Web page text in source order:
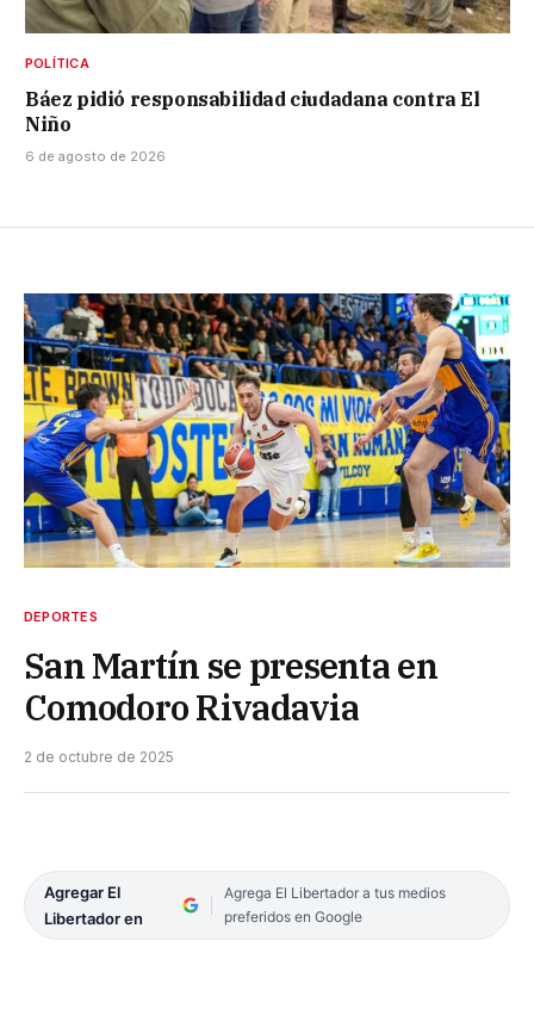
POLÍTICA
Báez pidió responsabilidad ciudadana contra El
Niño
6 de agosto de 2026
DEPORTES
San Martín se presenta en
Comodoro Rivadavia
2 de octubre de 2025
Agregar El
Libertador en
Agrega El Libertador a tus medios
preferidos en Google